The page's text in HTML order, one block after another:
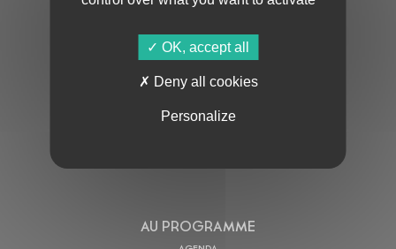
S'ABONNER À LA NEWSLETTER
AU PROGRAMME
OK, accept all
Deny all cookies
Personalize